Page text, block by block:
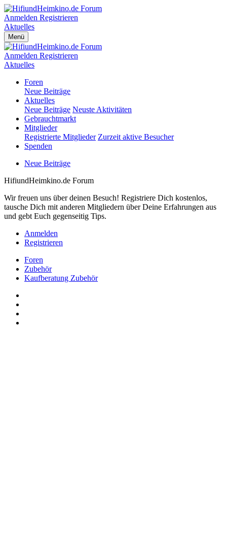
Anmelden Registrieren
Aktuelles
Menü
Anmelden Registrieren
Aktuelles
Foren
Neue Beiträge
Aktuelles
Neue Beiträge Neuste Aktivitäten
Gebrauchtmarkt
Mitglieder
Registrierte Mitglieder Zurzeit aktive Besucher
Spenden
Neue Beiträge
HifiundHeimkino.de Forum
Wir freuen uns über deinen Besuch! Registriere Dich kostenlos,
tausche Dich mit anderen Mitgliedern über Deine Erfahrungen aus
und gebt Euch gegenseitig Tips.
Anmelden
Registrieren
Foren
Zubehör
Kaufberatung Zubehör